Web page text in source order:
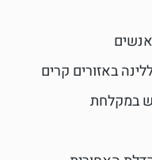
באזורים קרים
במקלחת